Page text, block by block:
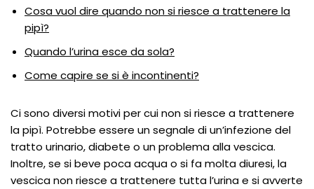
Cosa vuol dire quando non si riesce a trattenere la
pipì?
Quando l’urina esce da sola?
Come capire se si è incontinenti?
Ci sono diversi motivi per cui non si riesce a trattenere
la pipì. Potrebbe essere un segnale di un’infezione del
tratto urinario, diabete o un problema alla vescica.
Inoltre, se si beve poca acqua o si fa molta diuresi, la
vescica non riesce a trattenere tutta l’urina e si avverte